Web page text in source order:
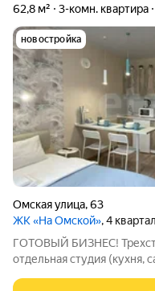
62,8 м² 3-комн. квартира
новостройка
Омская улица,63
ЖК «На Омской», 4
ГОТОВЫЙ БИЗНЕС!
отдельная студия (кухня,